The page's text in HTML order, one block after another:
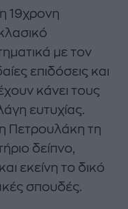
19χρονη
με τον
επιδόσεις και
κάνει τους
ευτυχίας.
Πετρουλάκη τη
δείπνο,
εκείνη το δικό
σπουδές.